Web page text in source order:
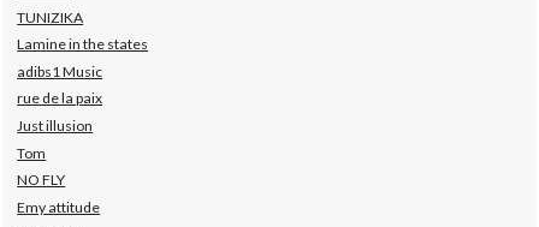
TUNIZIKA
Lamine in the states
adibs1 Music
rue de la paix
Just illusion
Tom
NO FLY
Emy attitude